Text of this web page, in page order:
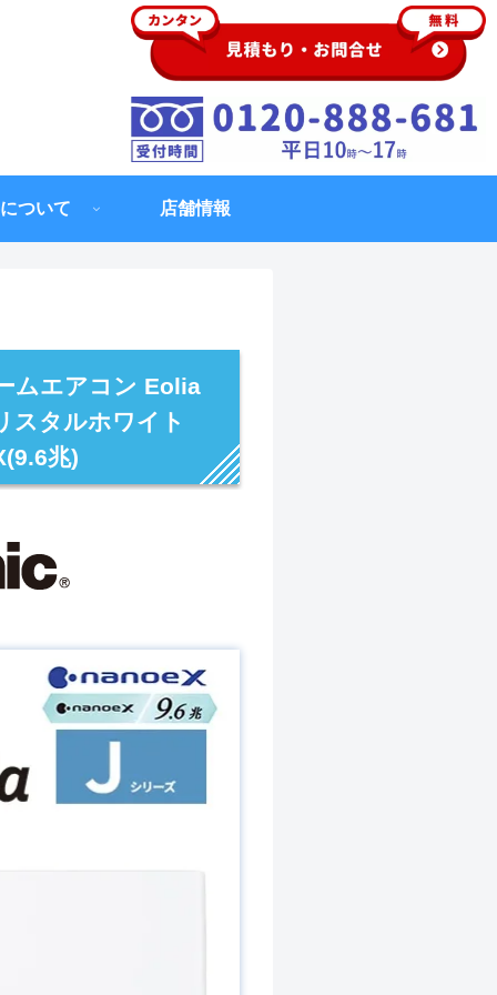
ついて 店舗情報
ムエアコン Eolia
スタルホワイト
兆)